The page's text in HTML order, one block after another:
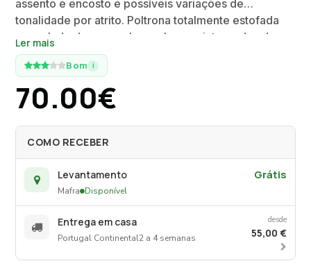
assento e encosto e possíveis variações de
tonalidade por atrito. Poltrona totalmente estofada
em veludo de cor azul, com braços integrados de
perfil curvo e assento amplo. Costuras perimetrais a
contornar o encosto e os braços. Pernas em madeira
lacada a escuro. Design contemporâneo.
Ler mais
Bom i
70.00€
COMO RECEBER
Levantamento
Mafra Disponível
Grátis
Entrega em casa
Portugal Continental2 a 4 semanas
desde
55,00 €